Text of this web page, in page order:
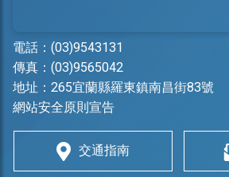
電話： (03)9543131
傳真：(03)9565042
地址： 265宜蘭縣羅東鎮南昌街83號
網站安全原則宣告
交通指南